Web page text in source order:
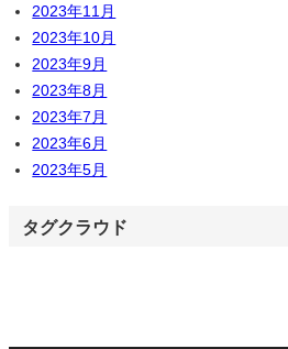
2023年11月
2023年10月
2023年9月
2023年8月
2023年7月
2023年6月
2023年5月
タグクラウド